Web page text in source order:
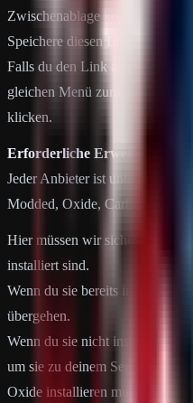
Zwischenablage kopiert wird.
Speichere diesen Link, wir
Falls du den Link aus
gleichen Menü zurückkehren
klicken.
Erforderliche Erweiterungen
Jeder Anbieter ist
Modded, Oxide, Carbon, Rust
Hier müssen wir sicherstellen,
installiert sind.
Wenn du sie bereits installiert
übergehen.
Wenn du sie nicht installiert
um sie zu deinem Server
Oxide installieren musst.